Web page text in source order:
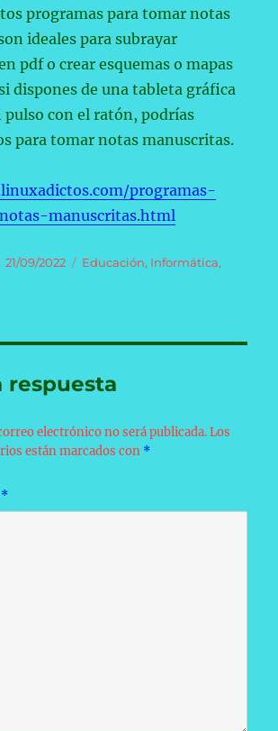
programas para tomar notas
ideales para subrayar
pdf o crear esquemas o mapas
dispones de una tableta gráfica
pulso con el ratón, podrías
para tomar notas manuscritas.
programas-
manuscritas.html
Publicado
21/09/2022 Categorías
Educación, Informática,
respuesta
electrónico no será publicada. Los
están marcados con *
*